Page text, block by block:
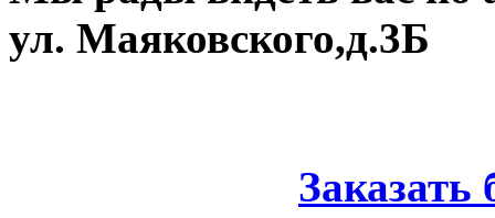
ул. Маяковского,д.3Б
Заказать